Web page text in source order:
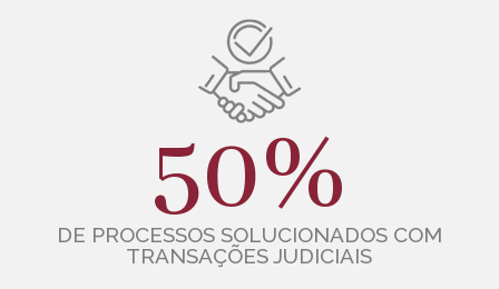
50%
DE PROCESSOS SOLUCIONADOS COM
TRANSAÇÕES JUDICIAIS